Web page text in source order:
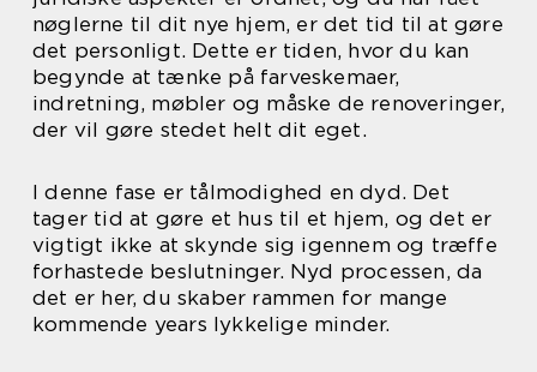
nøglerne til dit nye hjem, er det tid til at gøre
det personligt. Dette er tiden, hvor du kan
begynde at tænke på farveskemaer,
indretning, møbler og måske de renoveringer,
der vil gøre stedet helt dit eget.
I denne fase er tålmodighed en dyd. Det
tager tid at gøre et hus til et hjem, og det er
vigtigt ikke at skynde sig igennem og træffe
forhastede beslutninger. Nyd processen, da
det er her, du skaber rammen for mange
kommende years lykkelige minder.